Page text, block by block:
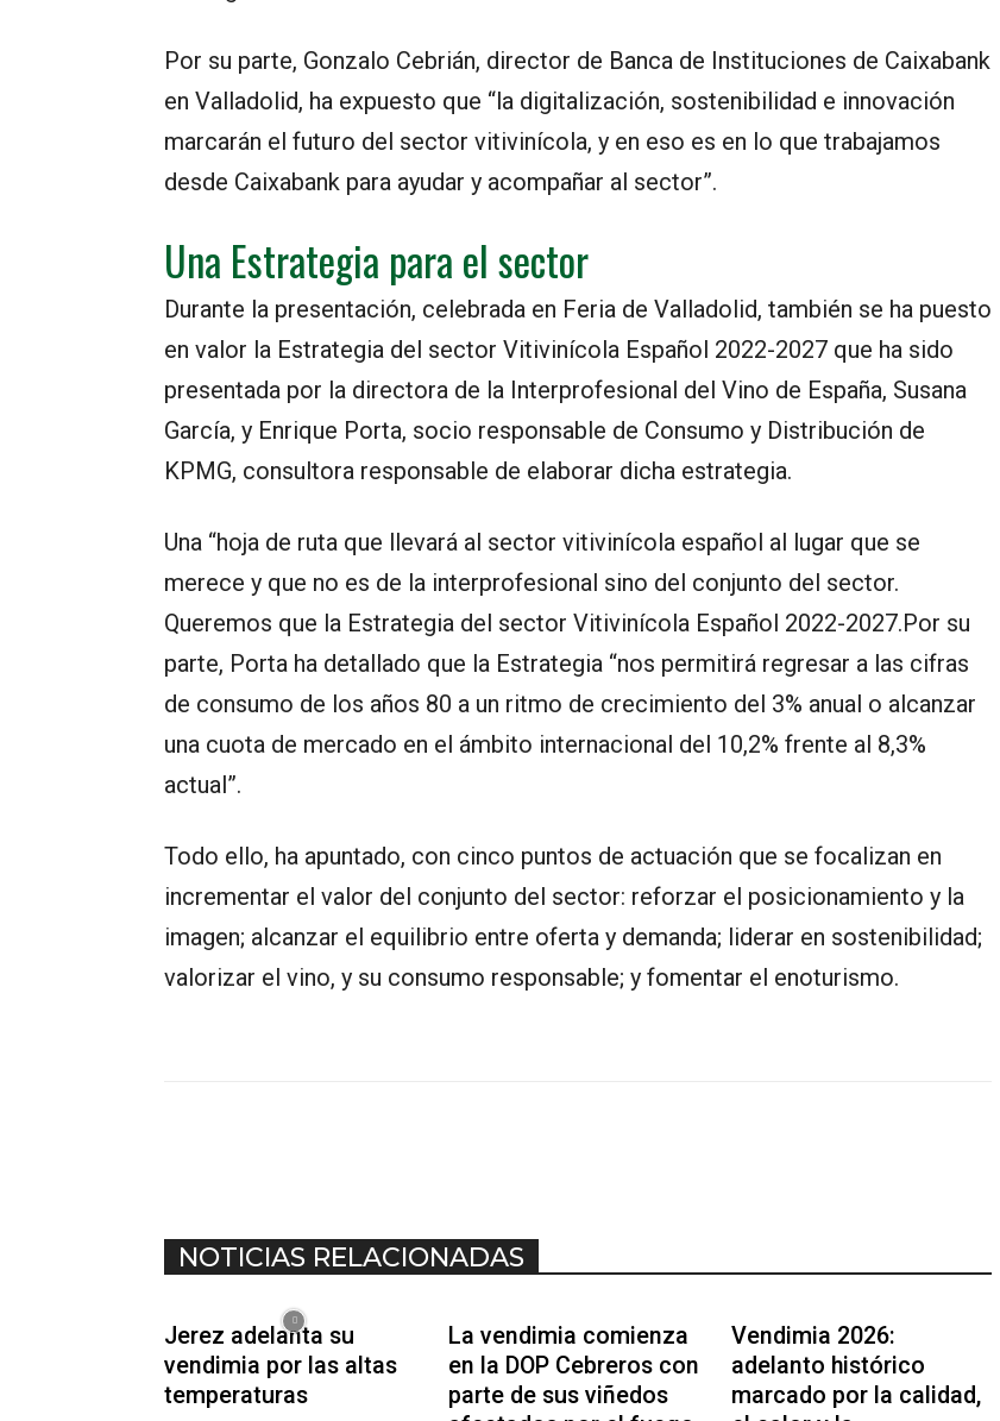
Por su parte, Gonzalo Cebrián, director de Banca de Instituciones de Caixabank
en Valladolid, ha expuesto que “la digitalización, sostenibilidad e innovación
marcarán el futuro del sector vitivinícola, y en eso es en lo que trabajamos
desde Caixabank para ayudar y acompañar al sector”.
Una Estrategia para el sector
Durante la presentación, celebrada en Feria de Valladolid, también se ha puesto
en valor la Estrategia del sector Vitivinícola Español 2022-2027 que ha sido
presentada por la directora de la Interprofesional del Vino de España, Susana
García, y Enrique Porta, socio responsable de Consumo y Distribución de
KPMG, consultora responsable de elaborar dicha estrategia.
Una “hoja de ruta que llevará al sector vitivinícola español al lugar que se
merece y que no es de la interprofesional sino del conjunto del sector.
Queremos que la Estrategia del sector Vitivinícola Español 2022-2027.Por su
parte, Porta ha detallado que la Estrategia “nos permitirá regresar a las cifras
de consumo de los años 80 a un ritmo de crecimiento del 3% anual o alcanzar
una cuota de mercado en el ámbito internacional del 10,2% frente al 8,3%
actual”.
Todo ello, ha apuntado, con cinco puntos de actuación que se focalizan en
incrementar el valor del conjunto del sector: reforzar el posicionamiento y la
imagen; alcanzar el equilibrio entre oferta y demanda; liderar en sostenibilidad;
valorizar el vino, y su consumo responsable; y fomentar el enoturismo.
NOTICIAS RELACIONADAS
Jerez adelanta su
vendimia por las altas
temperaturas
La vendimia comienza
en la DOP Cebreros con
parte de sus viñedos
Vendimia 2026:
adelanto histórico
marcado por la calidad,